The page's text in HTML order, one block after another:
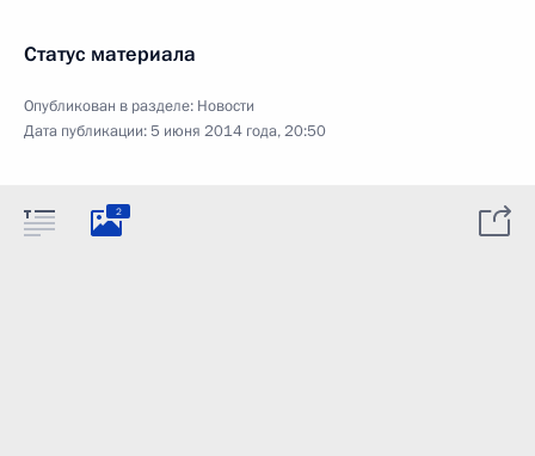
Статус материала
Опубликован в разделе: Новости
Дата публикации:5 июня 2014 года, 20:50
2